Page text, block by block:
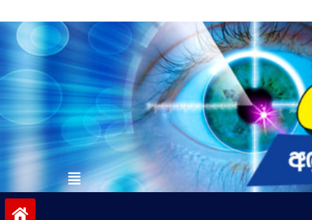
to
contentvinivida.lk